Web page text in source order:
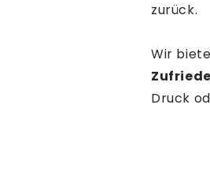
zurück.
Wir
Druck